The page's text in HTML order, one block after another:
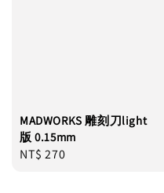
MADWORKS 雕刻刀light
版 0.15mm
Regular
NT$ 270